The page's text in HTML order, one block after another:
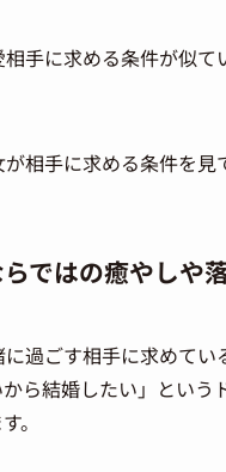
手に求める条件が似
相手に求める条件を見
ではの癒やしや
過ごす相手に求めて
ら結婚したい」とい
。